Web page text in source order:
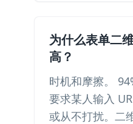
为什么表单二
高？
时机和摩擦。
要求某人输入
或从不打扰。二